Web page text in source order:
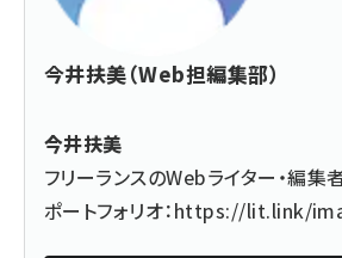
今井扶美（Web担編集部）
今井扶美
フリーランスのWebライター・編集
ポートフォリオ：https://lit.link/